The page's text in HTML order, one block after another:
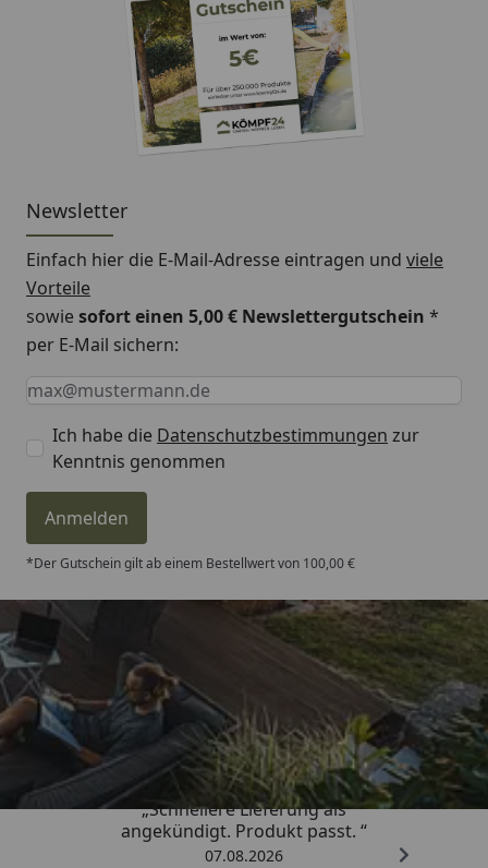
Newsletter
Einfach hier die E-Mail-Adresse eintragen und viele
Vorteile
sowiesofort einen 5,00 € Newslettergutschein *
per E-Mail sichern:
Keine Eingabe erforderlich
Eingabe erforderlich
E-Mail *
Ich habe die Datenschutzbestimmungen zur
Kenntnis genommen
Anmelden
*Der Gutschein gilt ab einem Bestellwert von 100,00 €
Trusted Shops
4,81/ 5
„Schnellere Lieferung als
angekündigt. Produkt passt. “
07.08.2026